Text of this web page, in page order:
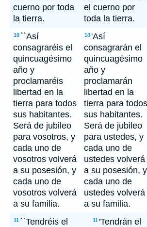
cuerno por toda
la tierra.
el cuerno por
toda la tierra.
10 ``Así
consagraréis el
quincuagésimo
año y
proclamaréis
libertad en la
tierra para todos
sus habitantes.
Será de jubileo
para vosotros, y
cada uno de
vosotros volverá
a su posesión, y
cada uno de
vosotros volverá
a su familia.
10 'Así
consagrarán el
quincuagésimo
año y
proclamarán
libertad en la
tierra para todos
sus habitantes.
Será de jubileo
para ustedes, y
cada uno de
ustedes volverá
a su posesión, y
cada uno de
ustedes volverá
a su familia.
11 ``Tendréis el
11 'Tendrán el